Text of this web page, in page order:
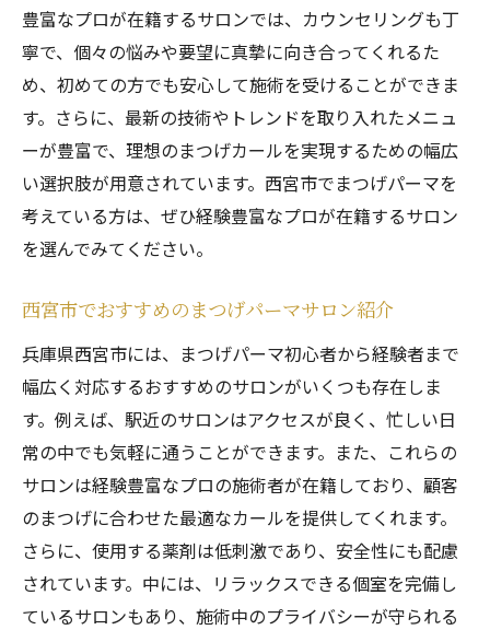
豊富なプロが在籍するサロンでは、カウンセリングも丁
寧で、個々の悩みや要望に真摯に向き合ってくれるた
め、初めての方でも安心して施術を受けることができま
す。さらに、最新の技術やトレンドを取り入れたメニュ
ーが豊富で、理想のまつげカールを実現するための幅広
い選択肢が用意されています。西宮市でまつげパーマを
考えている方は、ぜひ経験豊富なプロが在籍するサロン
を選んでみてください。
西宮市でおすすめのまつげパーマサロン紹介
兵庫県西宮市には、まつげパーマ初心者から経験者まで
幅広く対応するおすすめのサロンがいくつも存在しま
す。例えば、駅近のサロンはアクセスが良く、忙しい日
常の中でも気軽に通うことができます。また、これらの
サロンは経験豊富なプロの施術者が在籍しており、顧客
のまつげに合わせた最適なカールを提供してくれます。
さらに、使用する薬剤は低刺激であり、安全性にも配慮
されています。中には、リラックスできる個室を完備し
ているサロンもあり、施術中のプライバシーが守られる